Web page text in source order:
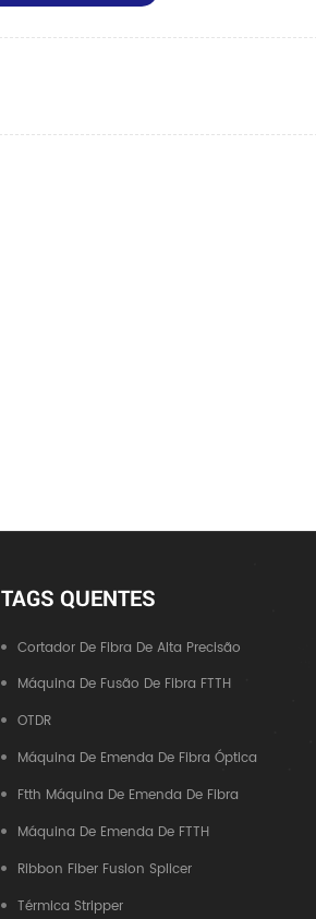
TAGS QUENTES
Cortador De Fibra De Alta Precisão
Máquina De Fusão De Fibra FTTH
OTDR
Máquina De Emenda De Fibra Óptica
Ftth Máquina De Emenda De Fibra
Máquina De Emenda De FTTH
Ribbon Fiber Fusion Splicer
Térmica Stripper